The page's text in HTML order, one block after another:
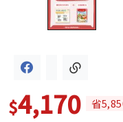
$4,170 省